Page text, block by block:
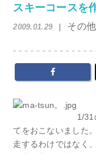
スキーコースを
2009.01.29 その他
1/31
てをおこないました
走するわけではなく